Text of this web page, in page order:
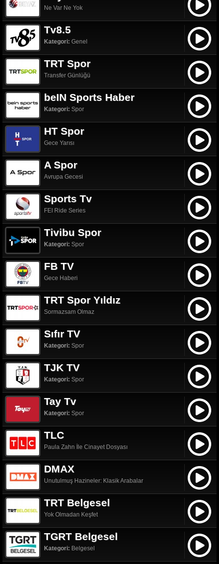
Ne Var Ne Yok
Tv8.5
Kategori: Genel
TRT Spor
Transfer Günlüğü
beIN Sports Haber
Kategori: Spor
HT Spor
Gece Yarısı
A Spor
Avrupa Gecesi
Sports Tv
FEI Ride Series
Tivibu Spor
Kategori: Spor
FB TV
Gece Haberi
TRT Spor Yıldız
Sormazsam Olmaz
Sıfır TV
Kategori: Spor
TJK TV
Kategori: Spor
Tay Tv
Kategori: Spor
TLC
Paula Zahn İle Cinayet Dosyası
DMAX
Unutulmuş Hazineler: Klasik Arabalar
TRT Belgesel
Yok Olmadan Keşfet
TGRT Belgesel
Kategori: Belgesel